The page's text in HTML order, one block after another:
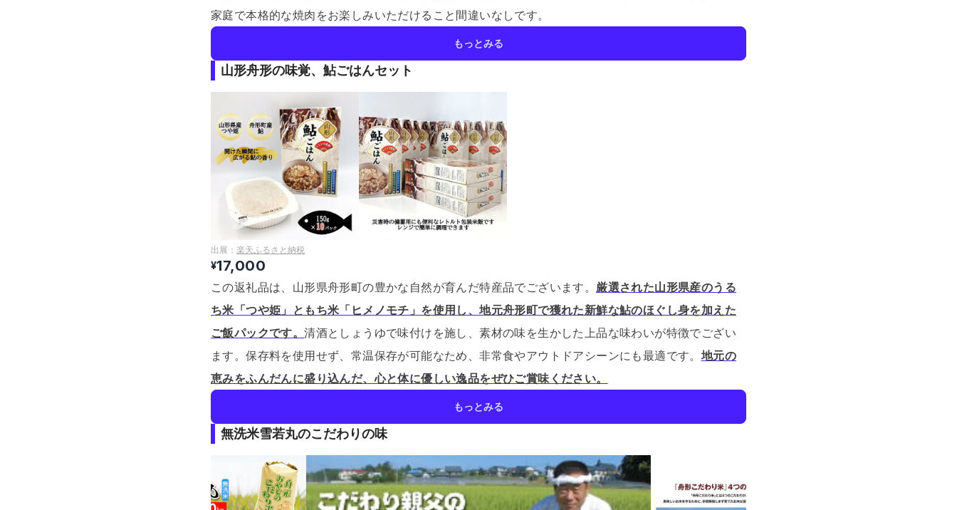
家庭で本格的な焼肉をお楽しみいただけること間違いなしです。
もっとみる
山形舟形の味覚、鮎ごはんセット
出展： 楽天ふるさと納税
¥17,000
この返礼品は、山形県舟形町の豊かな自然が育んだ特産品でございます。 厳選された山形県産のうる
ち米「つや姫」ともち米「ヒメノモチ」を使用し、地元舟形町で獲れた新鮮な鮎のほぐし身を加えた
ご飯パックです。清酒としょうゆで味付けを施し、素材の味を生かした上品な味わいが特徴でござい
ます。保存料を使用せず、常温保存が可能なため、非常食やアウトドアシーンにも最適です。 地元の
恵みをふんだんに盛り込んだ、心と体に優しい逸品をぜひご賞味ください。
もっとみる
無洗米雪若丸のこだわりの味